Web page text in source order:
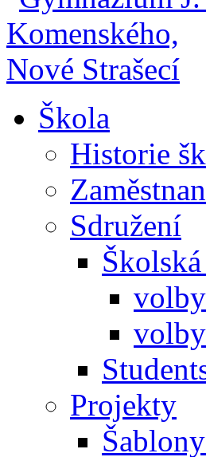
Škola
Historie
Sdružení
Projekty